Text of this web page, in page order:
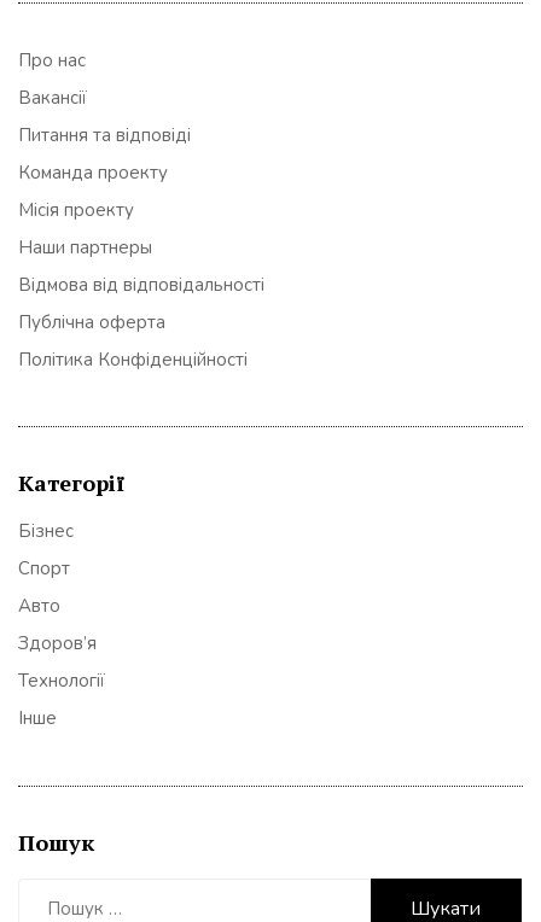
Про нас
Вакансії
Питання та відповіді
Команда проекту
Місія проекту
Наши партнеры
Відмова від відповідальності
Публічна оферта
Політика Конфіденційності
Категорії
Бізнес
Спорт
Авто
Здоров’я
Технології
Інше
Пошук